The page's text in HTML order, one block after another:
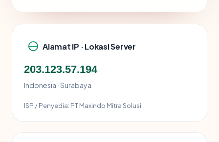
Alamat IP · Lokasi Server
203.123.57.194
Indonesia · Surabaya
ISP / Penyedia: PT Maxindo Mitra Solusi